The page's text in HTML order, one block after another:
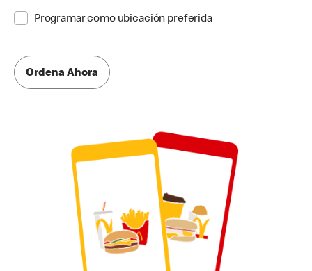
Programar como ubicación preferida
Ordena Ahora